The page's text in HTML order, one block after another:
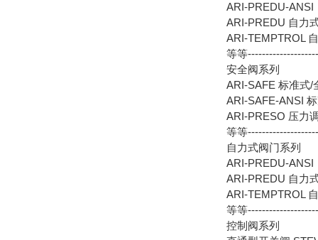
ARI-PREDU-ANSI
ARI-PREDU 自力
ARI-TEMPTROL
等等
安全阀系列
ARI-SAFE 标准式/
ARI-SAFE-ANSI
ARI-PRESO 压力
等等
自力式阀门系列
ARI-PREDU-ANSI
ARI-PREDU 自力
ARI-TEMPTROL
等等
控制阀系列